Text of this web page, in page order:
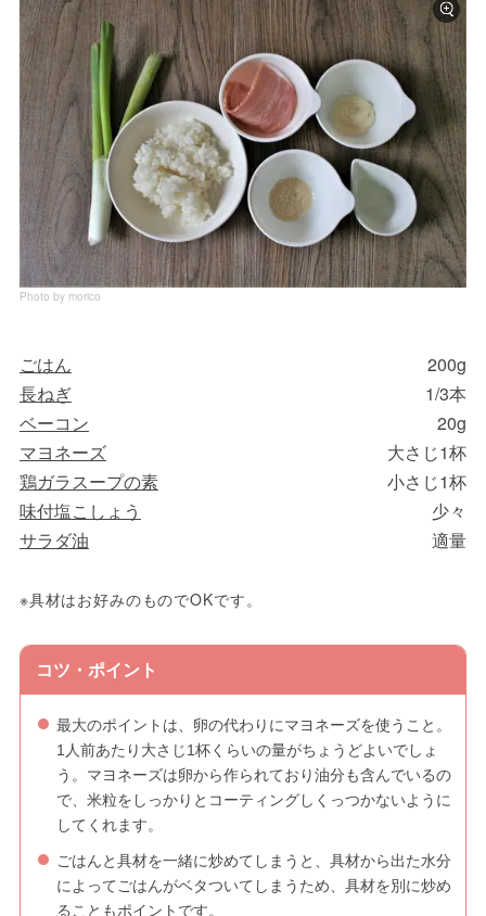
Photo by morico
ごはん
200g
長ねぎ
1/3本
ベーコン
20g
マヨネーズ
大さじ1杯
鶏ガラスープの素
小さじ1杯
味付塩こしょう
少々
サラダ油
適量
※具材はお好みのものでOKです。
コツ・ポイント
最大のポイントは、卵の代わりにマヨネーズを使うこと。
1人前あたり大さじ1杯くらいの量がちょうどよいでしょ
う。マヨネーズは卵から作られており油分も含んでいるの
で、米粒をしっかりとコーティングしくっつかないように
してくれます。
ごはんと具材を一緒に炒めてしまうと、具材から出た水分
によってごはんがベタついてしまうため、具材を別に炒め
ることもポイントです。